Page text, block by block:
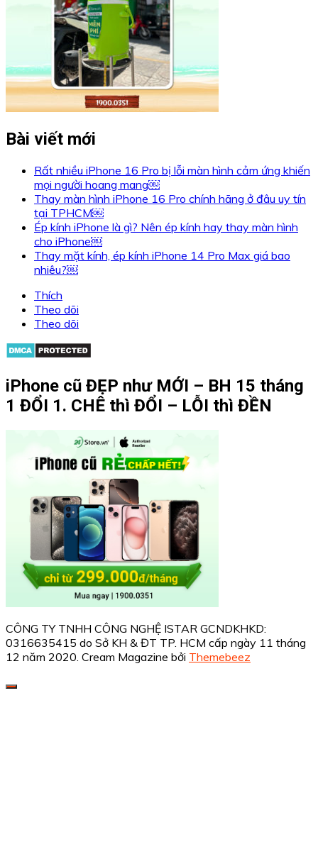
Bài viết mới
Rất nhiều iPhone 16 Pro bị lỗi màn hình cảm ứng khiến
mọi người hoang mang￼
Thay màn hình iPhone 16 Pro chính hãng ở đâu uy tín
tại TPHCM￼
Ép kính iPhone là gì? Nên ép kính hay thay màn hình
cho iPhone￼
Thay mặt kính, ép kính iPhone 14 Pro Max giá bao
nhiêu?￼
Thích
Theo dõi
Theo dõi
iPhone cũ ĐẸP như MỚI – BH 15 tháng
1 ĐỔI 1. CHÊ thì ĐỔI – LỖI thì ĐỀN
CÔNG TY TNHH CÔNG NGHỆ ISTAR GCNDKHKD:
0316635415 do Sở KH & ĐT TP. HCM cấp ngày 11 tháng
12 năm 2020. Cream Magazine bởi Themebeez